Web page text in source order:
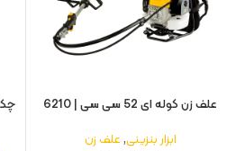
علف زن کوله ای 52 سی سی | 6210
ابزار بنزینی,علف زن